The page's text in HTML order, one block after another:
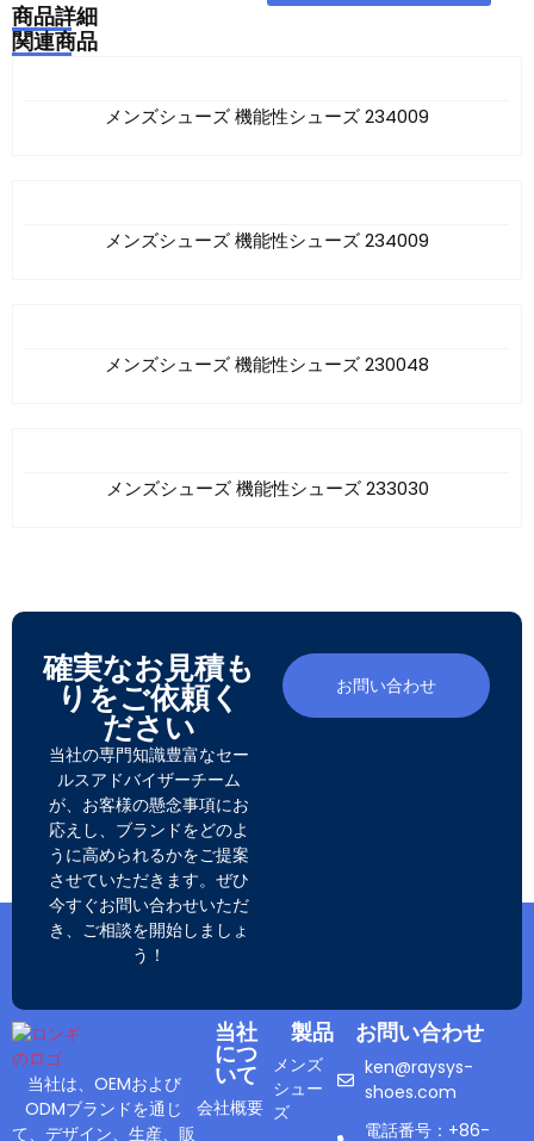
商品詳細
関連商品
メンズシューズ 機能性シューズ 234009
メンズシューズ 機能性シューズ 234009
メンズシューズ 機能性シューズ 230048
メンズシューズ 機能性シューズ 233030
確実なお見積も
りをご依頼く
ださい
当社の専門知識豊富なセー
ルスアドバイザーチーム
が、お客様の懸念事項にお
応えし、ブランドをどのよ
うに高められるかをご提案
させていただきます。ぜひ
今すぐお問い合わせいただ
き、ご相談を開始しましょ
う！
お問い合わせ
当社は、OEMおよび
ODMブランドを通じ
て、デザイン、生産、販
当社
につ
いて
会社概要
製品
メンズ
シュー
ズ
お問い合わせ
ken@raysys-
shoes.com
電話番号：+86-